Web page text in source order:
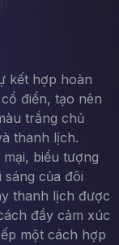
kết hợp hoàn
điển, tạo nên
trắng chủ
thanh lịch.
biểu tượng
của đôi
thanh lịch được
đầy cảm xúc
một cách hợp